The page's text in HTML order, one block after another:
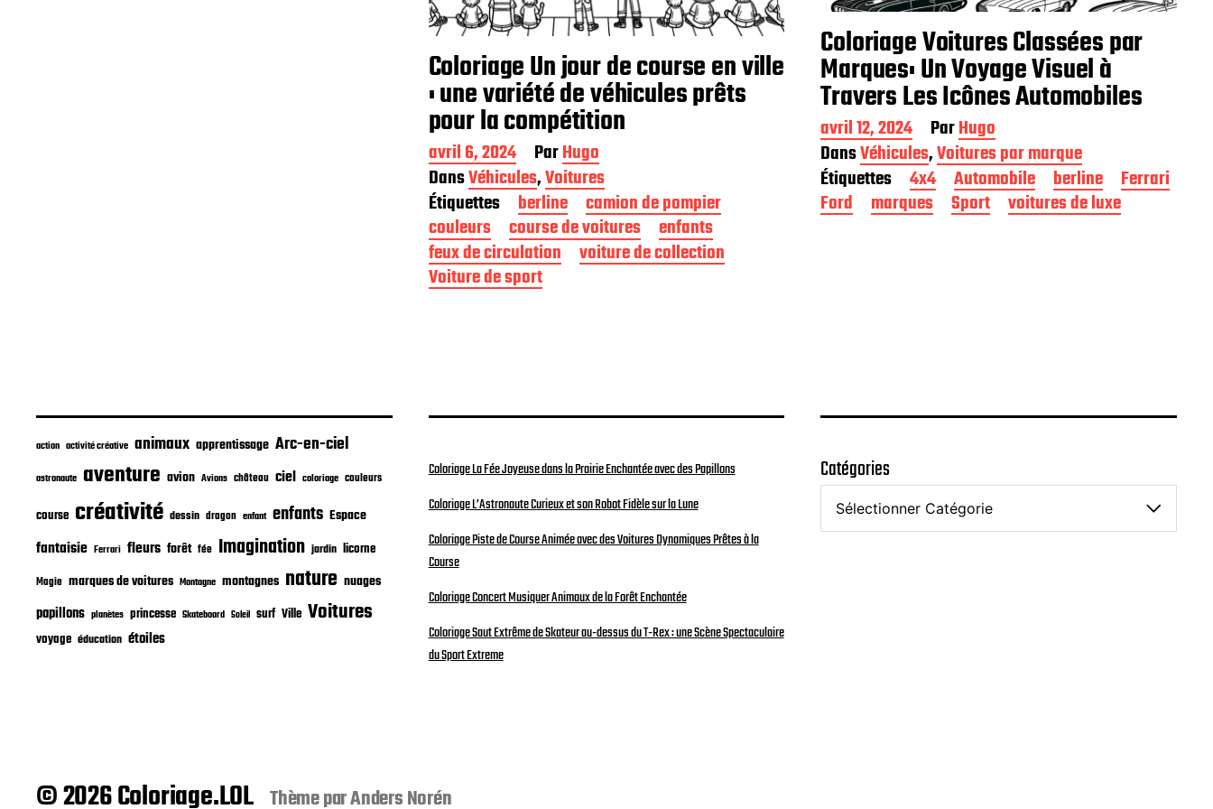
Coloriage Voitures Classées par
Marques: Un Voyage Visuel à
Travers Les Icônes Automobiles
D
a
t
e
d
e
n
avril 12, 2024 ParHugo
DansVéhicules,Voitures par marque
Étiquettes
4x4 Automobile berline
Ferrari
Ford
marques Sport voitures de luxe
Coloriage Un jour de course en ville
: une variété de véhicules prêts
pour la compétition
D
a
t
e
d
e
p
u
b
o
avril 6, 2024 ParHugo
DansVéhicules,Voitures
Étiquettes
berline
camion de pompier
couleurs
course de voitures
enfants
feux de circulation
voiture de collection
Voiture de sport
action activité créative animaux apprentissage Arc-en-ciel
astronaute aventure avion Avions château ciel coloriage couleurs
course créativité dessin dragon enfant enfants Espace
fantaisie Ferrari fleurs forêt fée Imagination jardin licorne
Magie marques de voitures Montagne montagnes nature nuages
papillons planètes princesse Skateboard Soleil surf Ville Voitures
voyage éducation étoiles
Coloriage La Fée Joyeuse dans la Prairie Enchantée avec des Papillons
Coloriage L’Astronaute Curieux et son Robot Fidèle sur la Lune
Coloriage Piste de Course Animée avec des Voitures Dynamiques Prêtes à la
Course
Coloriage Concert Musiquer Animaux de la Forêt Enchantée
Coloriage Saut Extrême de Skateur au-dessus du T-Rex : une Scène Spectaculaire
du Sport Extreme
Catégories
© 2026 Coloriage.LOL Thème parAnders Norén